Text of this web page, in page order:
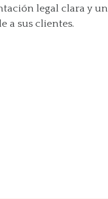
legal clara y un
a sus clientes.